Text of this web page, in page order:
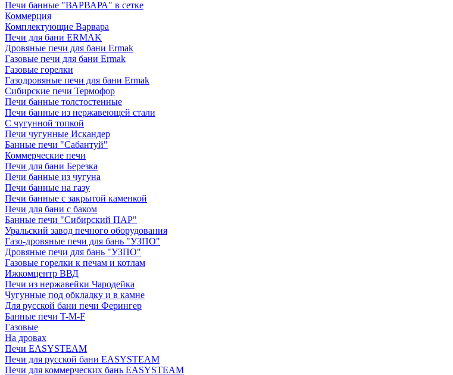
Печи банные "ВАРВАРА" в сетке
Коммерция
Комплектующие Варвара
Печи для бани ERMAK
Дровяные печи для бани Ermak
Газовые печи для бани Ermak
Газовые горелки
Газодровяные печи для бани Ermak
Сибирские печи Термофор
Печи банные толстостенные
Печи банные из нержавеющей стали
С чугунной топкой
Печи чугунные Искандер
Банные печи "Сабантуй"
Коммерческие печи
Печи для бани Березка
Печи банные из чугуна
Печи банные на газу
Печи банные с закрытой каменкой
Печи для бани с баком
Банные печи "Сибирский ПАР"
Уральский завод печного оборудования
Газо-дровяные печи для бань "УЗПО"
Дровяные печи для бань "УЗПО"
Газовые горелки к печам и котлам
Ижкомцентр ВВД
Печи из нержавейки Чародейка
Чугунные под обкладку и в камне
Для русской бани печи Ферингер
Банные печи T-M-F
Газовые
На дровах
Печи EASYSTEAM
Печи для русской бани EASYSTEAM
Печи для коммерческих бань EASYSTEAM